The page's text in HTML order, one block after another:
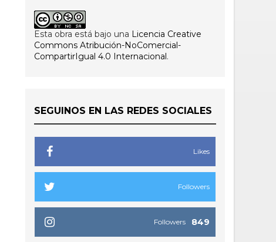
Esta obra está bajo una Licencia Creative
Commons Atribución-NoComercial-
CompartirIgual 4.0 Internacional.
SEGUINOS EN LAS REDES SOCIALES
Likes
Followers
849
Followers